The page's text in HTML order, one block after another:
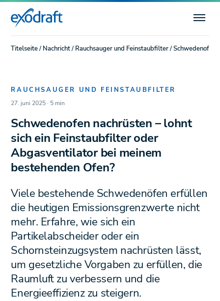
Titelseite/ Nachricht/ Rauchsauger und Feinstaubfilter/Schwedenofen
RAUCHSAUGER UND FEINSTAUBFILTER
27. juni 2025 · 5 min
Schwedenofen nachrüsten – lohnt
sich ein Feinstaubfilter oder
Abgasventilator bei meinem
bestehenden Ofen?
Viele bestehende Schwedenöfen erfüllen
die heutigen Emissionsgrenzwerte nicht
mehr. Erfahre, wie sich ein
Partikelabscheider oder ein
Schornsteinzugsystem nachrüsten lässt,
um gesetzliche Vorgaben zu erfüllen, die
Raumluft zu verbessern und die
Energieeffizienz zu steigern.